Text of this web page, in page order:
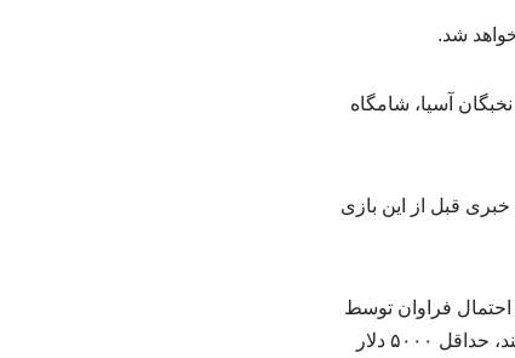
آسیا، شامگاه
قبل از این بازی
جریمه شد، حالا به احتمال فراوان توسط
AFC جریمه خواهد شد. براساس قوانین AFC هر فردی که در کنفرانس مطبوعاتی اجباری شرکت نکند، حداقل ۵۰۰۰ دلار